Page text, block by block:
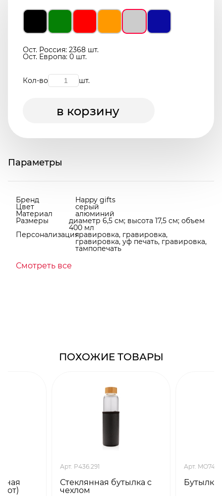
Ост. Россия: 2368 шт.
Ост. Европа: 0 шт.
Кол-во шт.
в корзину
Параметры
Бренд Happy gifts
Цвет серый
Материал алюминий
Размеры диаметр 6,5 см; высота 17,5 см; объем
400 мл
Персонализациягравировка, гравировка,
гравировка, уф печать, гравировка,
тампопечать
Смотреть все
ПОХОЖИЕ ТОВАРЫ
Арт. P436.291
Стеклянная бутылка с
чехлом
Арт.
Бутылка